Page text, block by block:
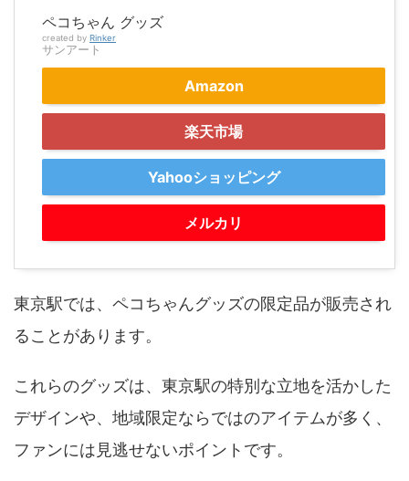
ペコちゃん グッズ
created by Rinker
サンアート
Amazon
楽天市場
Yahooショッピング
メルカリ
東京駅では、ペコちゃんグッズの限定品が販売され
ることがあります。
これらのグッズは、東京駅の特別な立地を活かした
デザインや、地域限定ならではのアイテムが多く、
ファンには見逃せないポイントです。